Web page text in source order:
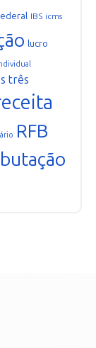
IBS icms
lucro
três
RFB